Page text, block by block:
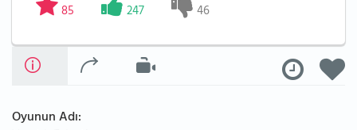
85 247 46
Oyunun Adı: